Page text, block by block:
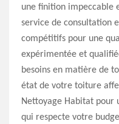
une finition impeccable
service de consultation
compétitifs pour une
expérimentée et
besoins en matière de
état de votre toiture
Nettoyage Habitat pour
qui respecte votre